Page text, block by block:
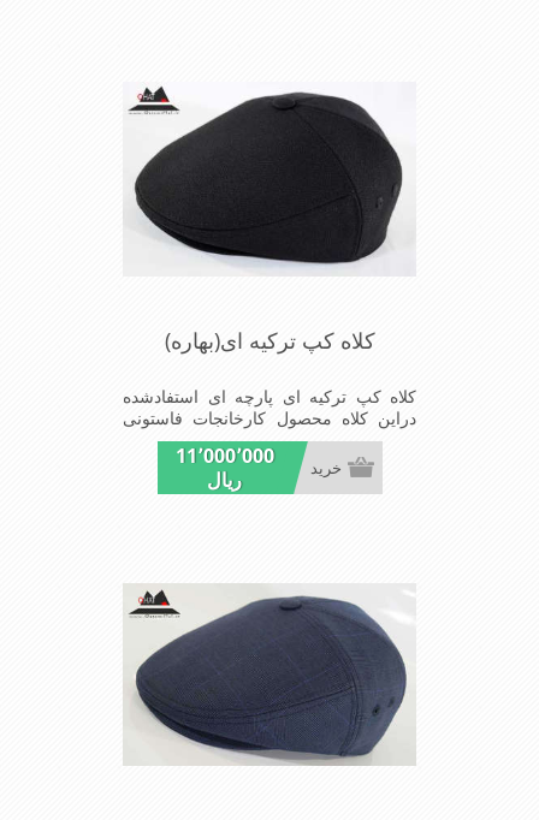
کلاه کپ ترکیه ای(بهاره)
کلاه کپ ترکیه ای پارچه ای استفادشده
دراین کلاه محصول کارخانجات فاستونی
ترویرااست وآستری نخ پنبه ای(پارچه
تریکو نخ پنبه ای)استفاده شده شیک
11٬000٬000
ریال
خرید